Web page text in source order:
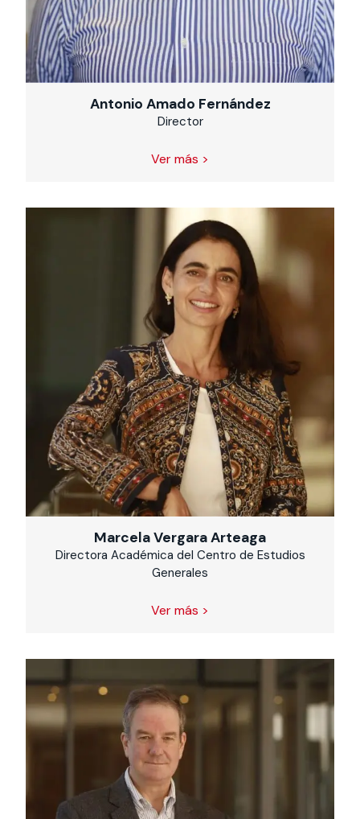
Antonio Amado Fernández
Director
Ver más >
Marcela Vergara Arteaga
Directora Académica del Centro de Estudios
Generales
Ver más >